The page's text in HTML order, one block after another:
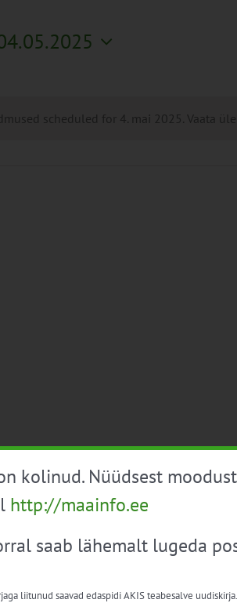
scheduled for 4. mai 2025. Vaata üle
kolinud. Nüüdsest
http://maainfo.ee
saab lähemalt lugeda
liitunud saavad edaspidi AKIS teabesalve uudiskirja.